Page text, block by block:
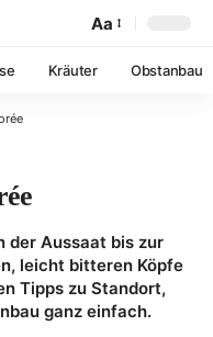
Aa
Kräuter Obstanbau
der Aussaat bis zur
leicht bitteren Köpfe
Tipps zu Standort,
ganz einfach.